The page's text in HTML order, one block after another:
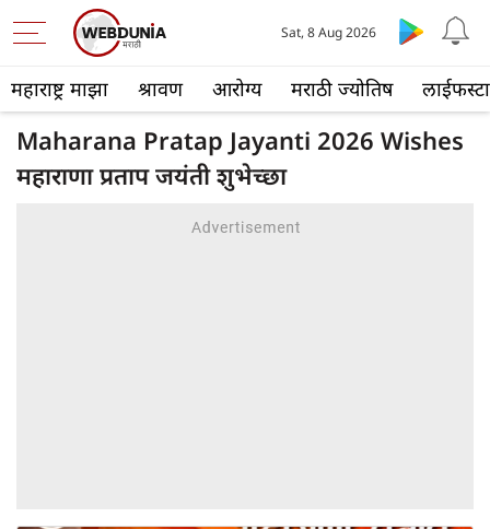
महाराष्ट्र माझा श्रावण आरोग्य मराठी ज्योतिष
Sat, 8 Aug 2026
Maharana Pratap Jayanti 2026 Wishes
महाराणा प्रताप जयंती शुभेच्छा